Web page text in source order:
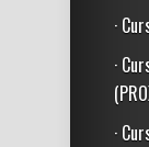
·
·
·